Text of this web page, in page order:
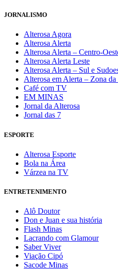
JORNALISMO
Alterosa Agora
Alterosa Alerta
Alterosa Alerta – Centro-
Alterosa Alerta Leste
Alterosa Alerta – Sul e
Alterosa em Alerta – Zona da
Café com TV
EM MINAS
Jornal da Alterosa
Jornal das 7
ESPORTE
Alterosa Esporte
Bola na Área
Várzea na TV
ENTRETENIMENTO
Alô Doutor
Don e Juan e sua história
Flash Minas
Lacrando com Glamour
Saber Viver
Viação Cipó
Sacode Minas